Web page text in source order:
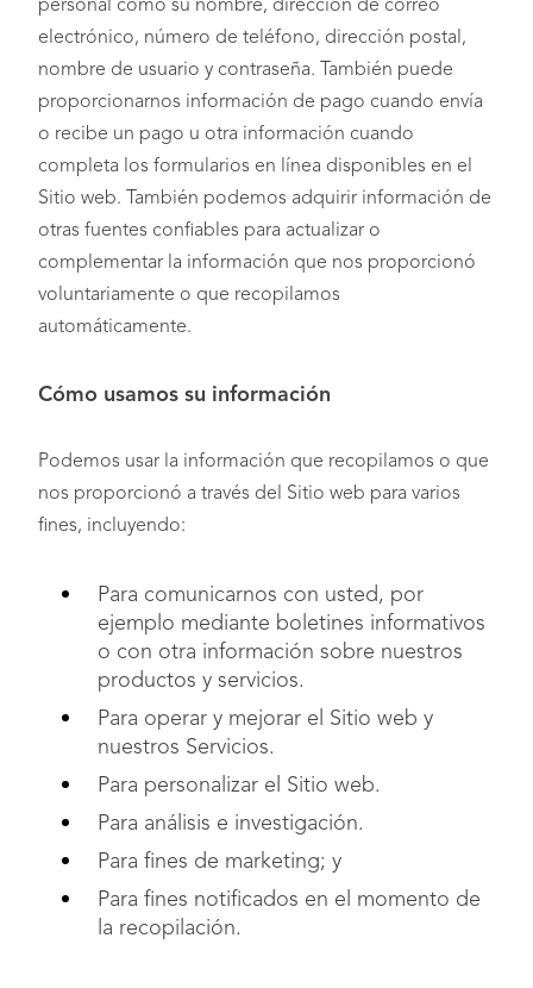
personal como su nombre, dirección de correo
electrónico, número de teléfono, dirección postal,
nombre de usuario y contraseña. También puede
proporcionarnos información de pago cuando envía
o recibe un pago u otra información cuando
completa los formularios en línea disponibles en el
Sitio web. También podemos adquirir información de
otras fuentes confiables para actualizar o
complementar la información que nos proporcionó
voluntariamente o que recopilamos
automáticamente.
Cómo usamos su información
Podemos usar la información que recopilamos o que
nos proporcionó a través del Sitio web para varios
fines, incluyendo:
Para comunicarnos con usted, por
ejemplo mediante boletines informativos
o con otra información sobre nuestros
productos y servicios.
Para operar y mejorar el Sitio web y
nuestros Servicios.
Para personalizar el Sitio web.
Para análisis e investigación.
Para fines de marketing; y
Para fines notificados en el momento de
la recopilación.